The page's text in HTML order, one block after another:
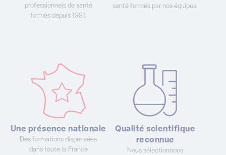
professionnels de santé
formés depuis 1991.
santé formés par nos équipes.
Une présence nationale
Des formations dispensées
dans toute la France
Qualité scientifique
reconnue
Nous sélectionnons